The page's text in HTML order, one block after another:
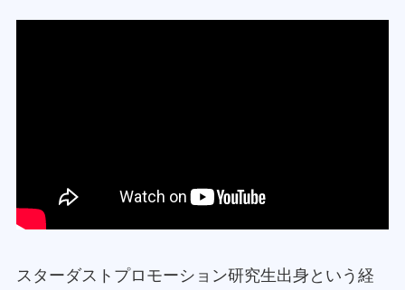
スターダストプロモーション研究生出身という経